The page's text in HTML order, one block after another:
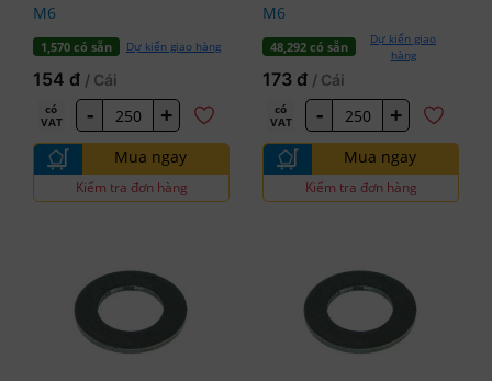
M6
1,570 có sẵn Dự kiến giao hàng
154 đ / Cái
có
VAT
- +
Mua ngay
Kiểm tra đơn hàng
M6
48,292 có sẵn
Dự kiến giao
hàng
173 đ / Cái
có
VAT
- +
Mua ngay
Kiểm tra đơn hàng